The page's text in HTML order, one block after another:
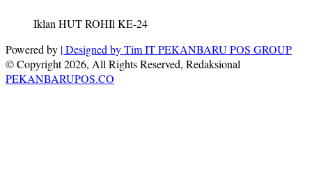
Iklan HUT ROHIl KE-24
Powered by | Designed byTim IT PEKANBARU POS GROUP
© Copyright 2026, All Rights Reserved, Redaksional
PEKANBARUPOS.CO